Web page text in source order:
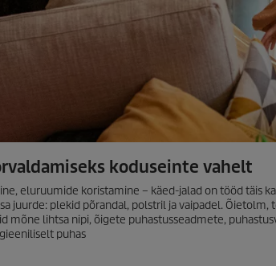
koduseinte vahelt
eluruumide koristamine – käed-jalad on tööd täis
juurde: plekid põrandal, polstril ja vaipadel. Õietolm,
mõne lihtsa nipi, õigete puhastusseadmete,
puhas